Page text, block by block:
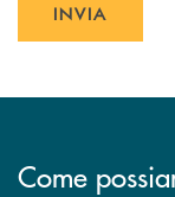
INVIA
Come